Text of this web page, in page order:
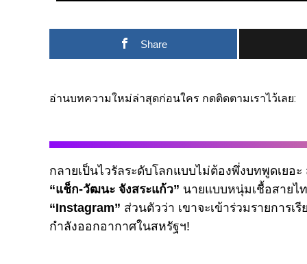
Share
อ่านบทความใหม่ล่าสุดก่อนใคร กดติดตามเราไว้เลย:
กลายเป็นไวรัลระดับโลกแบบไม่ต้องพึ่งบทพูดเยอะ
“แช็ก-วัฒนะ จังสระแก้ว” นายแบบหนุ่มเชื้อสายไ
“Instagram” ส่วนตัวว่า เขาจะเข้าร่วมรายการเ
กำลังออกอากาศในสหรัฐฯ!